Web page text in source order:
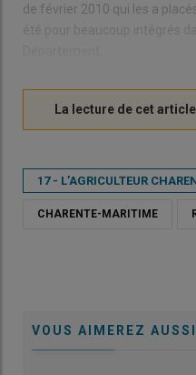
de février 2010 qui les a
17 - L’AGRICULTEUR
CHARENTE-MARITIME
VOUS AIMEREZ AUSSI